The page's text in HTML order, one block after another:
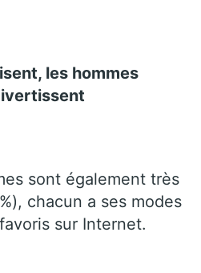
les hommes
sont également très
chacun a ses modes
sur Internet.